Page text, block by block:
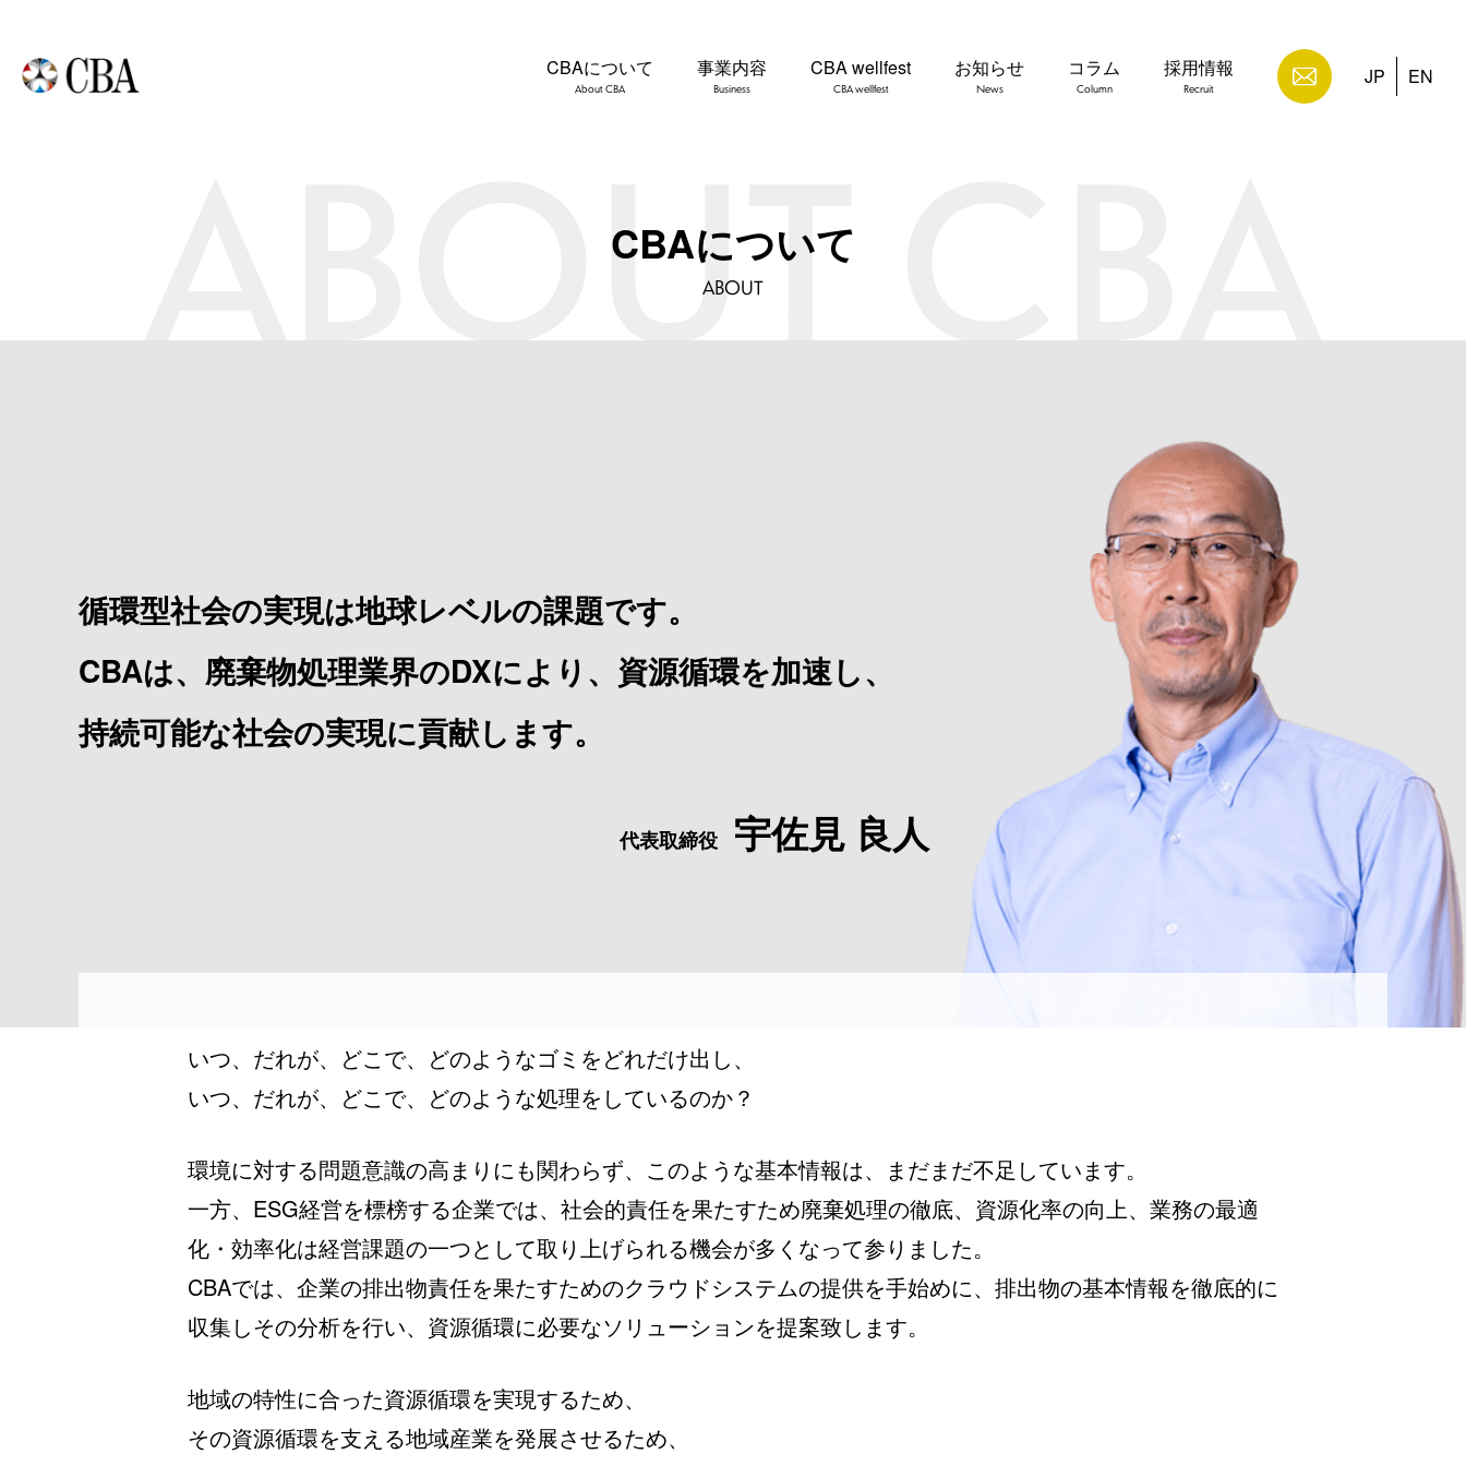
CBAについて
About CBA
事業内容
Business
CBA wellfest
CBA wellfest
お知らせ
News
コラム
Column
採用情報
Recruit
JP EN
CBAについて
ABOUT
循環型社会の実現は地球レベルの課題です。
CBAは、廃棄物処理業界のDXにより、 資源循環を加速し、
持続可能な社会の実現に貢献します。
代表取締役 宇佐見 良人
いつ、だれが、どこで、どのようなゴミをどれだけ出し、
いつ、だれが、どこで、どのような処理をしているのか？
環境に対する問題意識の高まりにも関わらず、このような基本情報は、まだまだ不足しています。
一方、ESG経営を標榜する企業では、社会的責任を果たすため廃棄処理の徹底、資源化率の向上、業務の最適
化・効率化は経営課題の一つとして取り上げられる機会が多くなって参りました。
CBAでは、企業の排出物責任を果たすためのクラウドシステムの提供を手始めに、排出物の基本情報を徹底的に
収集しその分析を行い、資源循環に必要なソリューションを提案致します。
地域の特性に合った資源循環を実現するため、
その資源循環を支える地域産業を発展させるため、